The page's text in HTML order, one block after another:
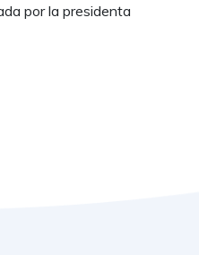
por la presidenta